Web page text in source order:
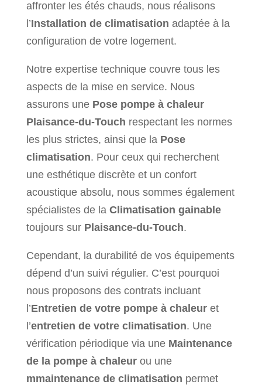
affronter les étés chauds, nous réalisons
l’Installation de climatisation adaptée à la
configuration de votre logement.
Notre expertise technique couvre tous les
aspects de la mise en service. Nous
assurons une Pose pompe à chaleur
Plaisance-du-Touch respectant les normes
les plus strictes, ainsi que la Pose
climatisation. Pour ceux qui recherchent
une esthétique discrète et un confort
acoustique absolu, nous sommes également
spécialistes de la Climatisation gainable
toujours surPlaisance-du-Touch.
Cependant, la durabilité de vos équipements
dépend d’un suivi régulier. C’est pourquoi
nous proposons des contrats incluant
l’Entretien de votre pompe à chaleuret
l’entretien de votre climatisation. Une
vérification périodique via une Maintenance
de la pompe à chaleur ou une
mmaintenance de climatisation permet